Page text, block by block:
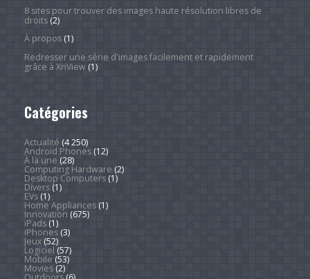
8 sites pour trouver des images haute résolution libres de
droits(2)
À propos(1)
Redresser une série d'images facilement et rapidement
grâce à XnView(1)
Catégories
Actualité (4 250)
Android Phones(12)
À la une (28)
Computing Hardware (2)
Desktop Computers(1)
Divers(1)
EVs(1)
Home Appliances(1)
Innovation (675)
iPads(1)
iPhones(3)
Jeux(52)
Logiciel (57)
Mobile (53)
Movies(2)